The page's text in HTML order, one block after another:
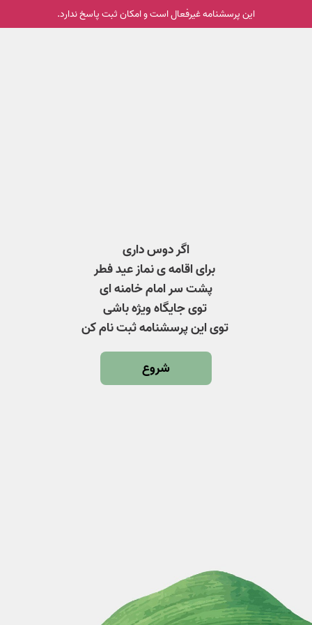
این پرسشنامه غیر‌فعال است و امکان ثبت پاسخ ندارد.
اگر دوس داری
برای اقامه ی نماز عید فطر
پشت سر امام خامنه ای
توی جایگاه ویژه باشی
توی این پرسشنامه ثبت نام کن
شروع